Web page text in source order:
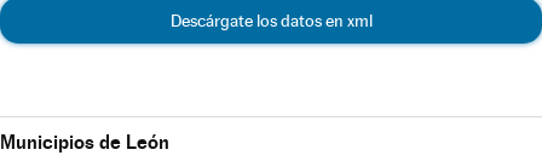
Descárgate los datos en xml
Municipios de León